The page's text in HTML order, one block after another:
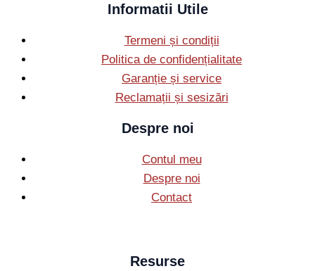
Informatii Utile
Termeni și condiții
Politica de confidențialitate
Garanție și service
Reclamații și sesizări
Despre noi
Contul meu
Despre noi
Contact
Resurse